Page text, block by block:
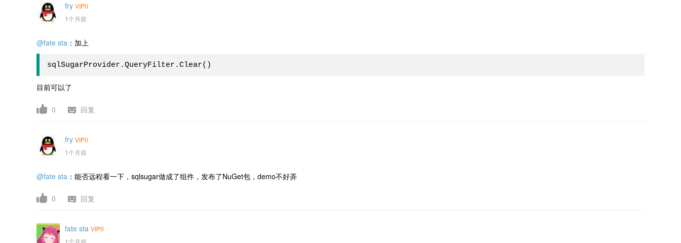
fry VIP0
1个月前
@fate sta ：加上
sqlSugarProvider.QueryFilter.Clear()
目前可以了
0 回复
fry VIP0
1个月前
@fate sta ：能否远程看一下，sqlsugar做成了组件，发布了NuGet包，demo不好弄
0 回复
fate sta VIP0
1个月前